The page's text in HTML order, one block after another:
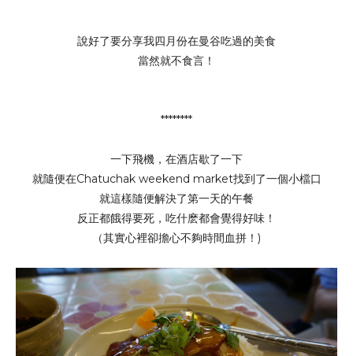
說好了要分享我四月份在曼谷吃過的美食
當然就不食言！
********
一下飛機，在酒店歇了一下
就隨便在Chatuchak weekend market找到了一個小檔口
就這樣隨便解決了第一天的午餐
反正都餓得要死，吃什麽都會覺得好味！
（其實心裡卻擔心不夠時間血拼！)